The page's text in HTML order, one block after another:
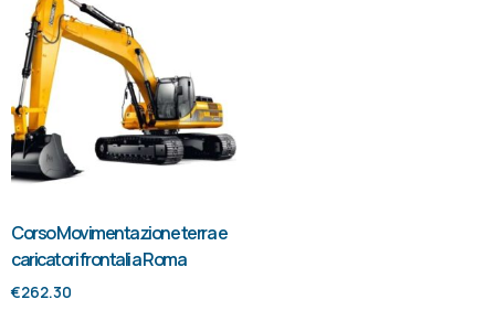
Corso Movimentazione terra e
caricatori frontali a Roma
€262.30